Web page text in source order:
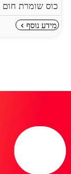
כוס שומרת חום
מידע נוסף